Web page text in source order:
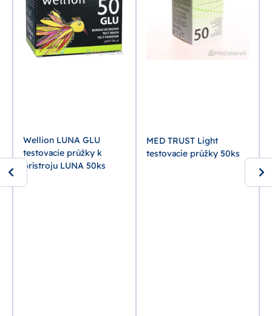
Wellion LUNA GLU
testovacie prúžky k
prístroju LUNA 50ks
MED TRUST Light
testovacie prúžky 50ks